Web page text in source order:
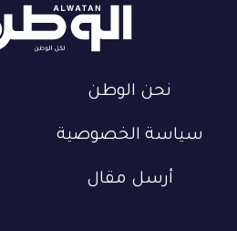
نحن الوطن
سياسة الخصوصية
أرسل مقال